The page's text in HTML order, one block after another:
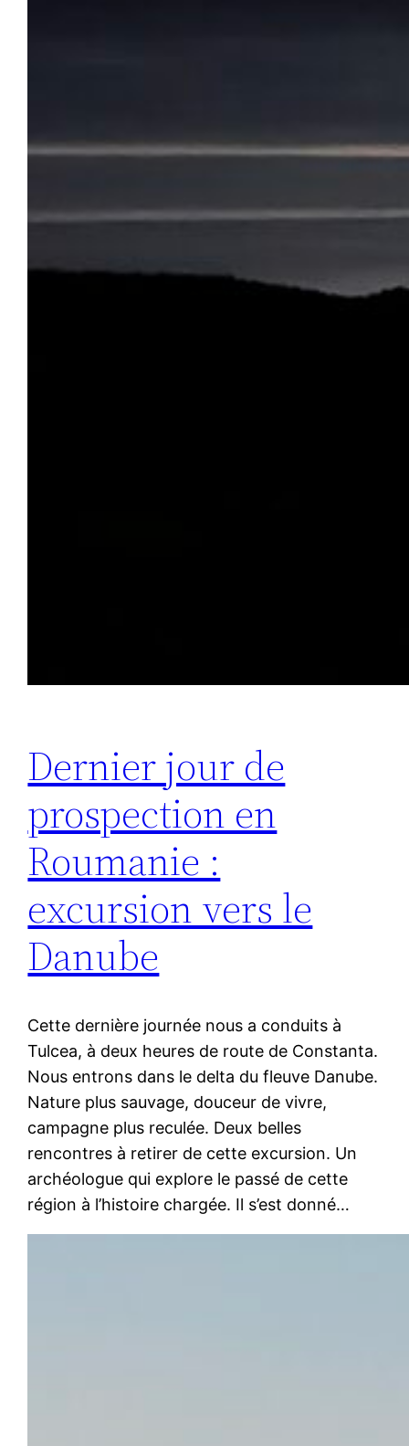
Dernier jour de
prospection en
Roumanie :
excursion vers le
Danube
Cette dernière journée nous a conduits à
Tulcea, à deux heures de route de Constanta.
Nous entrons dans le delta du fleuve Danube.
Nature plus sauvage, douceur de vivre,
campagne plus reculée. Deux belles
rencontres à retirer de cette excursion. Un
archéologue qui explore le passé de cette
région à l’histoire chargée. Il s’est donné…